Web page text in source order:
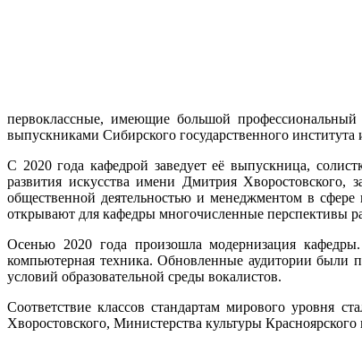
первоклассные, имеющие большой
выпускниками Сибирского государственного
С 2020 года кафедрой заведует её выпускница,
развития искусства имени Дмитрия
общественной деятельностью и менеджментом в
открывают для кафедры многочисленные перспективы
Осенью 2020 года произошла модернизация
компьютерная техника. Обновленные аудитории были
условий образовательной среды вокалистов.
Соответствие классов стандартам мирового уровня
Хворостовского, Министерства культуры
Красноярск
приехали
молодые
специалисты,
призванные
саккумулировать
новом
месте
лучшие
успешно
зарекомендовавших